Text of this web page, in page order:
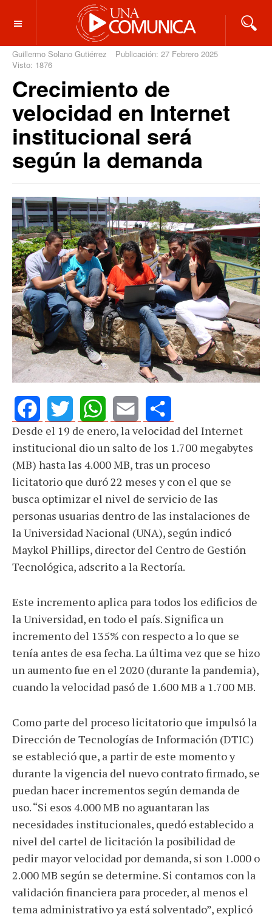
OFF CANVAS
Guillermo Solano Gutiérrez
Publicación: 27 Febrero 2025
Visto: 1876
Crecimiento de
velocidad en Internet
institucional será
según la demanda
FacebookTwitterWhatsApp
Email Share
Desde el 19 de enero, la velocidad del Internet
institucional dio un salto de los 1.700 megabytes
(MB) hasta las 4.000 MB, tras un proceso
licitatorio que duró 22 meses y con el que se
busca optimizar el nivel de servicio de las
personas usuarias dentro de las instalaciones de
la Universidad Nacional (UNA), según indicó
Maykol Phillips, director del Centro de Gestión
Tecnológica, adscrito a la Rectoría.
Este incremento aplica para todos los edificios de
la Universidad, en todo el país. Significa un
incremento del 135% con respecto a lo que se
tenía antes de esa fecha. La última vez que se hizo
un aumento fue en el 2020 (durante la pandemia),
cuando la velocidad pasó de 1.600 MB a 1.700 MB.
Como parte del proceso licitatorio que impulsó la
Dirección de Tecnologías de Información (DTIC)
se estableció que, a partir de este momento y
durante la vigencia del nuevo contrato firmado, se
puedan hacer incrementos según demanda de
uso. “Si esos 4.000 MB no aguantaran las
necesidades institucionales, quedó establecido a
nivel del cartel de licitación la posibilidad de
pedir mayor velocidad por demanda, si son 1.000 o
2.000 MB según se determine. Si contamos con la
validación financiera para proceder, al menos el
tema administrativo ya está solventado”, explicó